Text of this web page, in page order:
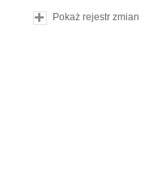
Pokaż rejestr zmian